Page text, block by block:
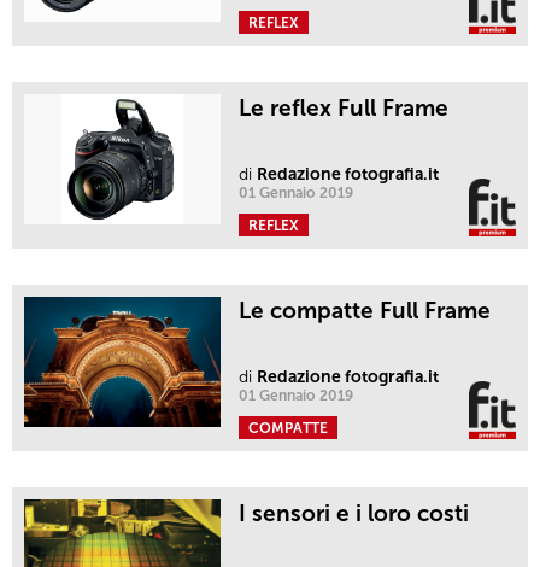
REFLEX
Le reflex Full Frame
di Redazione fotografia.it
01 Gennaio 2019
REFLEX
Le compatte Full Frame
di Redazione fotografia.it
01 Gennaio 2019
COMPATTE
I sensori e i loro costi